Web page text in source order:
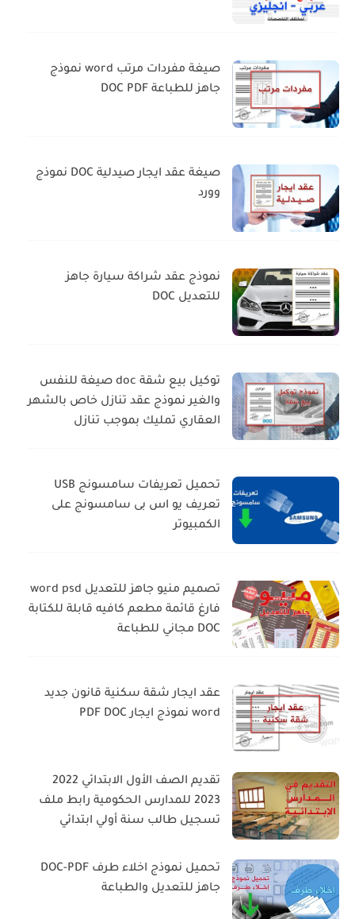
صيغة مفردات مرتب word نموذج
جاهز للطباعة DOC PDF
صيغة عقد ايجار صيدلية DOC نموذج
وورد
نموذج عقد شراكة سيارة جاهز
للتعديل DOC
توكيل بيع شقة doc صيغة للنفس
والغير نموذج عقد تنازل خاص بالشهر
العقاري تمليك بموجب تنازل
تحميل تعريفات سامسونج USB
تعريف يو اس بى سامسونج على
الكمبيوتر
تصميم منيو جاهز للتعديل word psd
فارغ قائمة مطعم كافيه قابلة للكتابة
DOC مجاني للطباعة
عقد ايجار شقة سكنية قانون جديد
word نموذج ايجار PDF DOC
تقديم الصف الأول الابتدائي 2022
2023 للمدارس الحكومية رابط ملف
تسجيل طالب سنة أولي ابتدائي
تحميل نموذج اخلاء طرف DOC-PDF
جاهز للتعديل والطباعة